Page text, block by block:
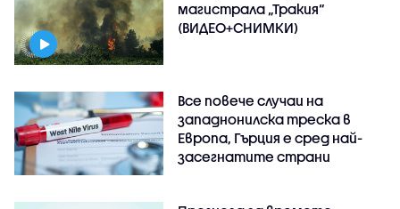
магистрала „Тракия“
(ВИДЕО+СНИМКИ)
Все повече случаи на
западнонилска треска в
Европа, Гърция е сред най-
засегнатите страни